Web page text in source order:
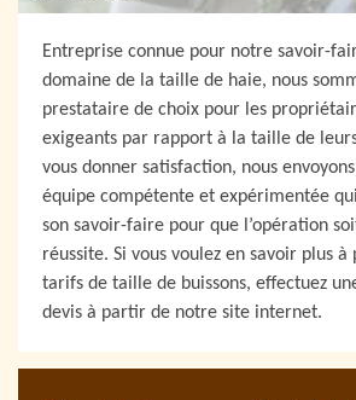
Entreprise connue pour notre savoir-
domaine de la taille de haie, nous
prestataire de choix pour les
exigeants par rapport à la taille de
vous donner satisfaction, nous
équipe compétente et expérimentée
son savoir-faire pour que l’opération
réussite. Si vous voulez en savoir plus à
tarifs de taille de buissons, effectuez
devis à partir de notre site internet.